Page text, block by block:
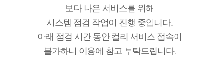
보다 나은 서비스를 위해
시스템 점검 작업이 진행 중입니다.
아래 점검 시간 동안 컬리 서비스 접속이
불가하니 이용에 참고 부탁드립니다.